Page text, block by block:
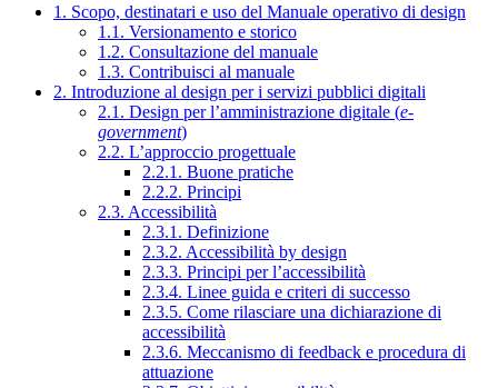
1. Scopo, destinatari e uso del Manuale operativo di design
1.1. Versionamento e storico
1.2. Consultazione del manuale
1.3. Contribuisci al manuale
2. Introduzione al design per i servizi pubblici digitali
2.1. Design per l’amministrazione digitale (e-
government)
2.2. L’approccio progettuale
2.2.1. Buone pratiche
2.2.2. Principi
2.3. Accessibilità
2.3.1. Definizione
2.3.2. Accessibilità by design
2.3.3. Principi per l’accessibilità
2.3.4. Linee guida e criteri di successo
2.3.5. Come rilasciare una dichiarazione di
accessibilità
2.3.6. Meccanismo di feedback e procedura di
attuazione